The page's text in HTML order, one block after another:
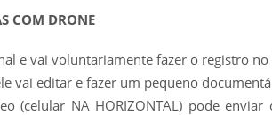
COM DRONE
e vai voluntariamente fazer o registro
vai editar e fazer um pequeno
(celular NA HORIZONTAL) pode